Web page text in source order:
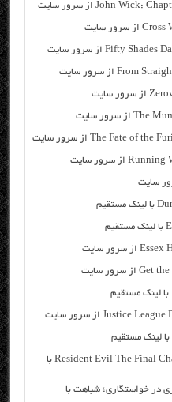
دانلود رایگان فیلم خارجی Resident Evil The Final Chapter 2017 با
در خواستگاری؛ شباهت با